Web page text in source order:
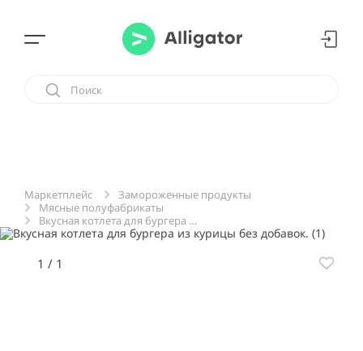
Маркетплейс
Замороженные продукты
Мясные полуфабрикаты
Вкусная котлета для бургера из курицы без добавок.
1 / 1